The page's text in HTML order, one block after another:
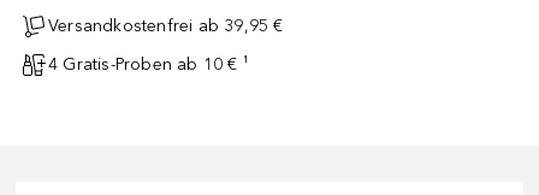
Versandkostenfrei ab 39,95 €
4 Gratis-Proben ab 10 € ¹